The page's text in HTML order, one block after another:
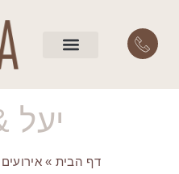
יעל
דף הבית »